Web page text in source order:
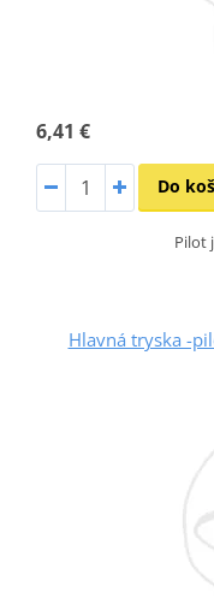
6,41 €
Do
Pilot
Hlavná tryska -